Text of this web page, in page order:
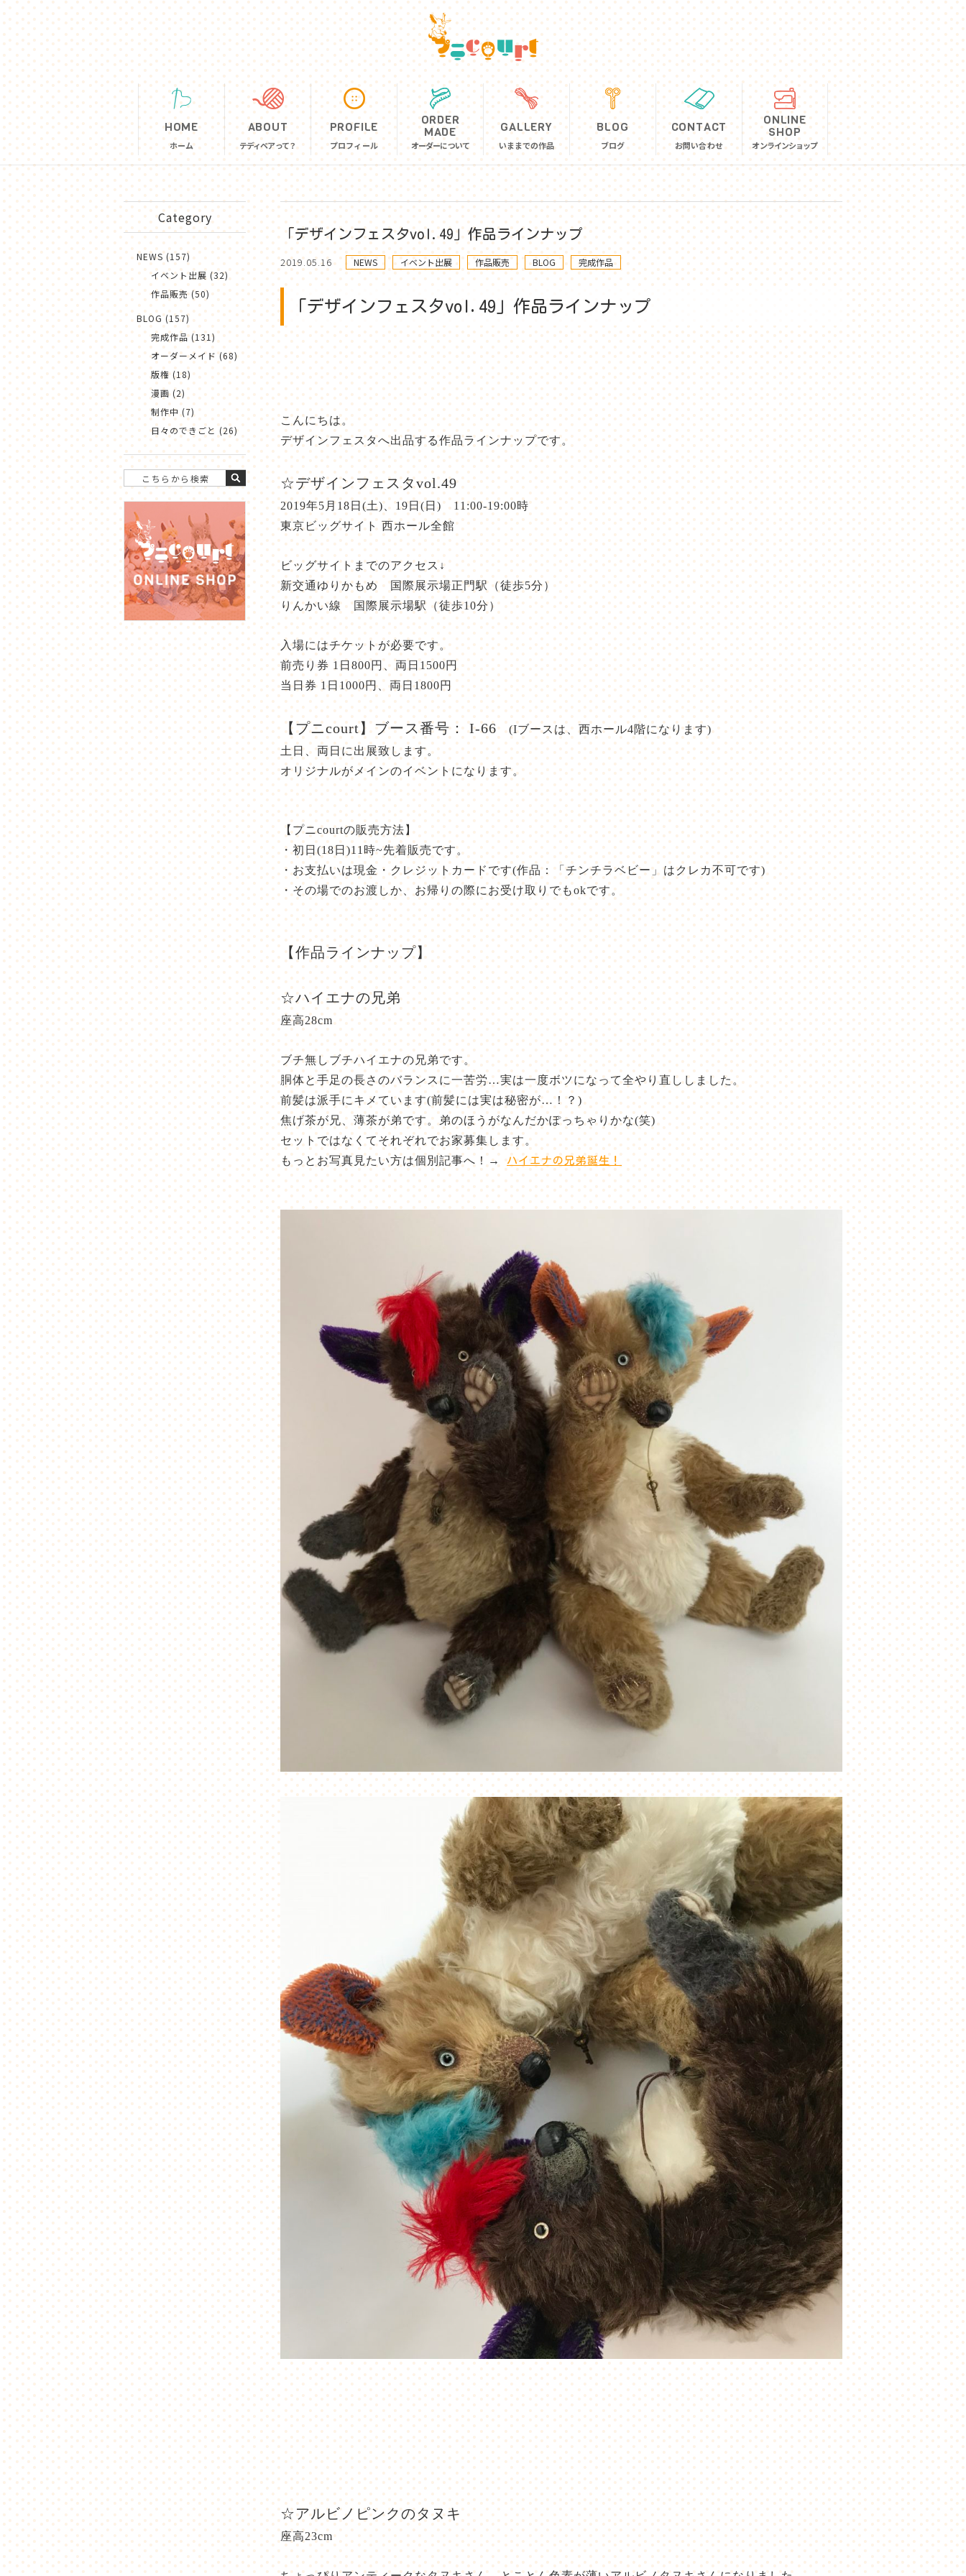
HOME
ホーム
ABOUT
テディベアって？
テディベアって？
素材について
テディベアができるまで
お手入れ取り扱い方法
PROFILE
プロフィール
ORDER
MADE
オーダーについて
GALLERY
いままでの作品
動物モチーフ
幻獣モチーフ
オリジナルキャラクター
特殊オーダー
BLOG
ブログ
CONTACT
お問い合わせ
ONLINE
SHOP
オンラインショップ
「デザインフェスタvol.49」作品ラインナップ
2019.05.16 NEWS イベント出展 作品販売 BLOG 完成作品
「デザインフェスタvol.49」作品ラインナップ
こんにちは。
デザインフェスタへ出品する作品ラインナップです。
☆デザインフェスタvol.49
2019年5月18日(土)、19日(日) 11:00-19:00時
東京ビッグサイト 西ホール全館
ビッグサイトまでのアクセス↓
新交通ゆりかもめ 国際展示場正門駅（徒歩5分）
りんかい線 国際展示場駅（徒歩10分）
入場にはチケットが必要です。
前売り券 1日800円、両日1500円
当日券 1日1000円、両日1800円
【プニcourt】ブース番号： I-66(Iブースは、西ホール4階になります)
土日、両日に出展致します。
オリジナルがメインのイベントになります。
【プニcourtの販売方法】
・初日(18日)11時~先着販売です。
・お支払いは現金・クレジットカードです(作品：「チンチラベビー」はクレカ不可です)
・その場でのお渡しか、お帰りの際にお受け取りでもokです。
【作品ラインナップ】
☆ハイエナの兄弟
座高28cm
ブチ無しブチハイエナの兄弟です。
胴体と手足の長さのバランスに一苦労…実は一度ボツになって全やり直ししました。
前髪は派手にキメています(前髪には実は秘密が…！？)
焦げ茶が兄、薄茶が弟です。弟のほうがなんだかぽっちゃりかな(笑)
セットではなくてそれぞれでお家募集します。
もっとお写真見たい方は個別記事へ！→
ハイエナの兄弟誕生！
☆アルビノピンクのタヌキ
座高23cm
Category
NEWS (157)
イベント出展 (32)
作品販売 (50)
BLOG (157)
完成作品 (131)
オーダーメイド (68)
版権 (18)
漫画 (2)
制作中 (7)
日々のできごと (26)